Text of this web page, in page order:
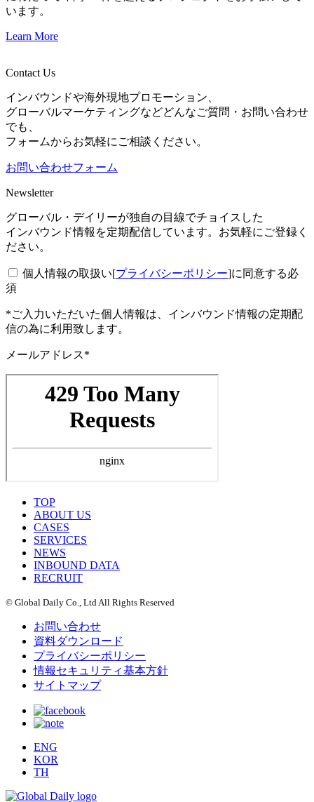
います。
Learn More
Contact Us
インバウンドや海外現地プロモーション、
グローバルマーケティングなどどんなご質問・お問い合わせ
でも、
フォームからお気軽にご相談ください。
お問い合わせフォーム
Newsletter
グローバル・デイリーが独自の目線でチョイスした
インバウンド情報を定期配信しています。お気軽にご登録く
ださい。
個人情報の取扱い[プライバシーポリシー]に同意する必
須
*ご入力いただいた個人情報は、インバウンド情報の定期配
信の為に利用致します。
メールアドレス*
TOP
ABOUT US
CASES
SERVICES
NEWS
INBOUND DATA
RECRUIT
© Global Daily Co., Ltd All Rights Reserved
お問い合わせ
資料ダウンロード
プライバシーポリシー
情報セキュリティ基本方針
サイトマップ
ENG
KOR
TH